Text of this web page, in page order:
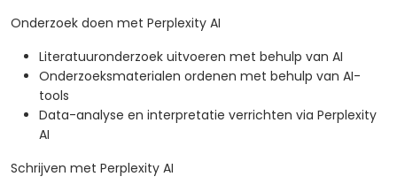
Onderzoek doen met Perplexity AI
Literatuuronderzoek uitvoeren met behulp van AI
Onderzoeksmaterialen ordenen met behulp van AI-
tools
Data-analyse en interpretatie verrichten via Perplexity
AI
Schrijven met Perplexity AI